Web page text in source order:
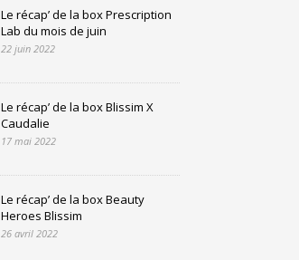
Le récap’ de la box Prescription
Lab du mois de juin
22 juin 2022
Le récap’ de la box Blissim X
Caudalie
17 mai 2022
Le récap’ de la box Beauty
Heroes Blissim
26 avril 2022